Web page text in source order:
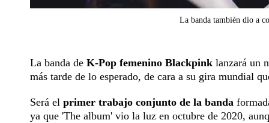
La banda también dio a
La banda de K-Pop femenino Blackpink lanzará un
más tarde de lo esperado, de cara a su gira mundial
Será el primer trabajo conjunto de la banda
ya que 'The album' vio la luz en octubre de 2020,